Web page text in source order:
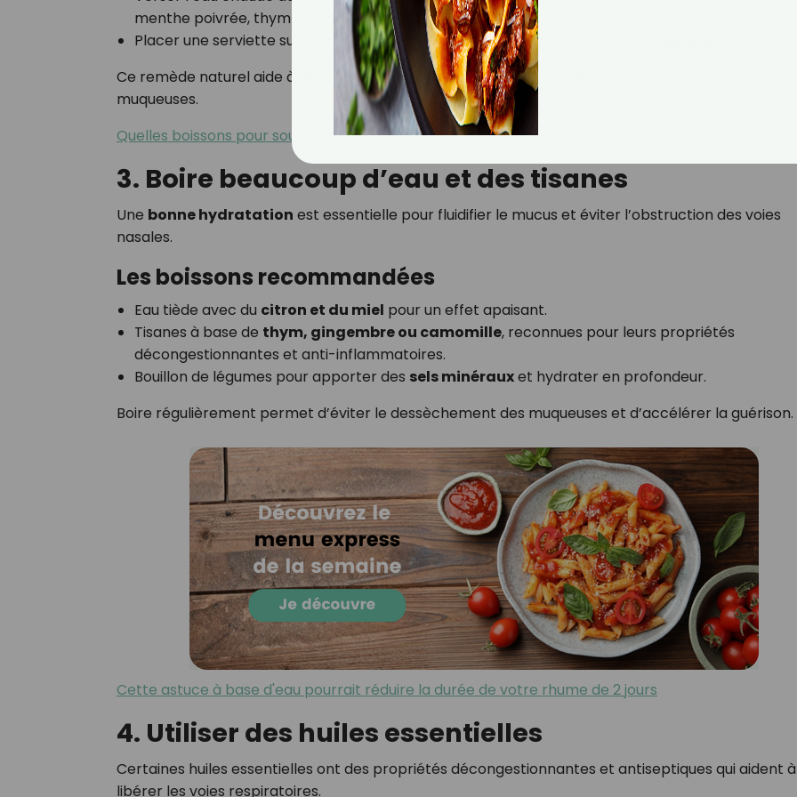
menthe poivrée, thym).
Placer une serviette sur la tête et respirer lentement la vapeur pendant
Ce remède naturel aide à décongestionner le nez en cas de rhume tout en apaisant l’irritation
muqueuses.
Quelles boissons pour soulager un rhume ?
3. Boire beaucoup d’eau et des tisanes
Une bonne hydratation est essentielle pour fluidifier le mucus et éviter l’obstruction des voies
nasales.
Les boissons recommandées
Eau tiède avec du citron et du miel pour un effet apaisant.
Tisanes à base de thym, gingembre ou camomille, reconnues pour leurs propriétés
décongestionnantes et anti-inflammatoires.
Bouillon de légumes pour apporter des sels minérauxet hydrater en profondeur.
Boire régulièrement permet d’éviter le dessèchement des muqueuses et d’accélérer la guérison.
Cette astuce à base d'eau pourrait réduire la durée de votre rhume de 2 jours
4. Utiliser des huiles essentielles
Certaines huiles essentielles ont des propriétés décongestionnantes et antiseptiques qui aident à
libérer les voies respiratoires.